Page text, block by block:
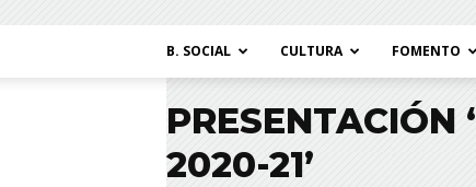
B. SOCIAL CULTURA FOMENTO
PRESENTACIÓN
2020-21’